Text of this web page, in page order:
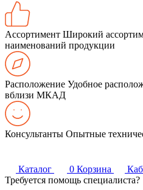
Ассортимент Широкий
наименований продукции
Расположение Удобное
вблизи МКАД
Консультанты Опытные
Каталог 0 Корзина
Требуется помощь специалиста?